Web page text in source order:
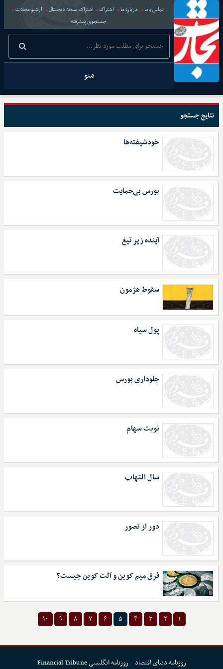
تماس باما درباره ما اشتراک اشتراک نسخه دیجیتال
آرشیو مجلات
جستجوی پیشرفته
منو
نتایج جستجو
خودشیفته‌ها
بورس بی‌حمایت
آینده زیر تیغ
سقوط هژمون
پول سیاه
جلوداری بورس
نوبت سهام
سال التهاب
دور از تصور
فرق میم کوین و آلت کوین چیست؟
۱ ۲ ۳ ۴ ۵ ۶ ۷ ۸ ۹ ۱۰
روزنامه دنیای اقتصاد روزنامه انگلیسی Financial Tribune